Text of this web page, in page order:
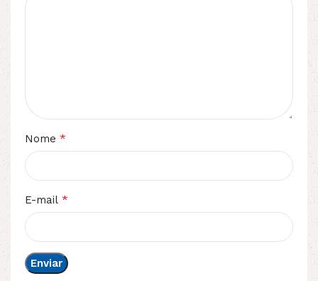
Nome *
E-mail *